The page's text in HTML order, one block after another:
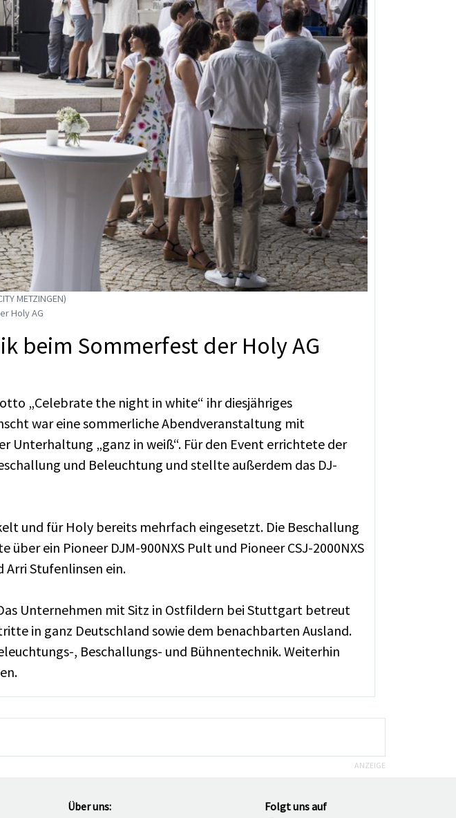
METZINGEN)
Holy AG
beim Sommerfest der Holy AG
„Celebrate the night in white“ ihr diesjähriges
war eine sommerliche Abendveranstaltung mit
Unterhaltung „ganz in weiß“. Für den Event errichtete der
und Beleuchtung und stellte außerdem das DJ-
und für Holy bereits mehrfach eingesetzt. Die Beschallung
ein Pioneer DJM-900NXS Pult und Pioneer CSJ-2000NXS
Arri Stufenlinsen ein.
Unternehmen mit Sitz in Ostfildern bei Stuttgart betreut
in ganz Deutschland sowie dem benachbarten Ausland.
, Beschallungs- und Bühnentechnik. Weiterhin
ANZEIGE
Über uns:
Folgt uns auf